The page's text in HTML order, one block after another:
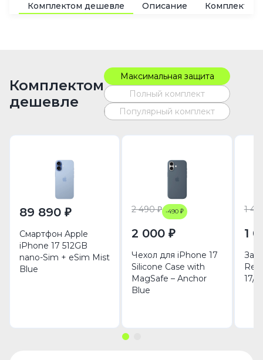
Комплектом дешевле Описание
Комплектом
дешевле
Максимальная защита
Полный комплект
Популярный комплект
89 890 ₽
Смартфон Apple
iPhone 17 512GB
nano-Sim + eSim Mist
Blue
2 490 ₽ -490 ₽
2 000 ₽
Чехол для iPhone 17
Silicone Case with
MagSafe – Anchor
Blue
1
1
17/